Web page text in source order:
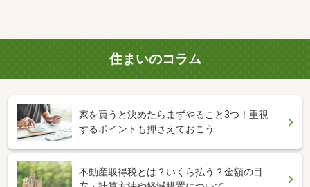
住まいのコラム
家を買うと決めたらまずやること3つ！重視
するポイントも押さえておこう
不動産取得税とは？いくら払う？金額の目